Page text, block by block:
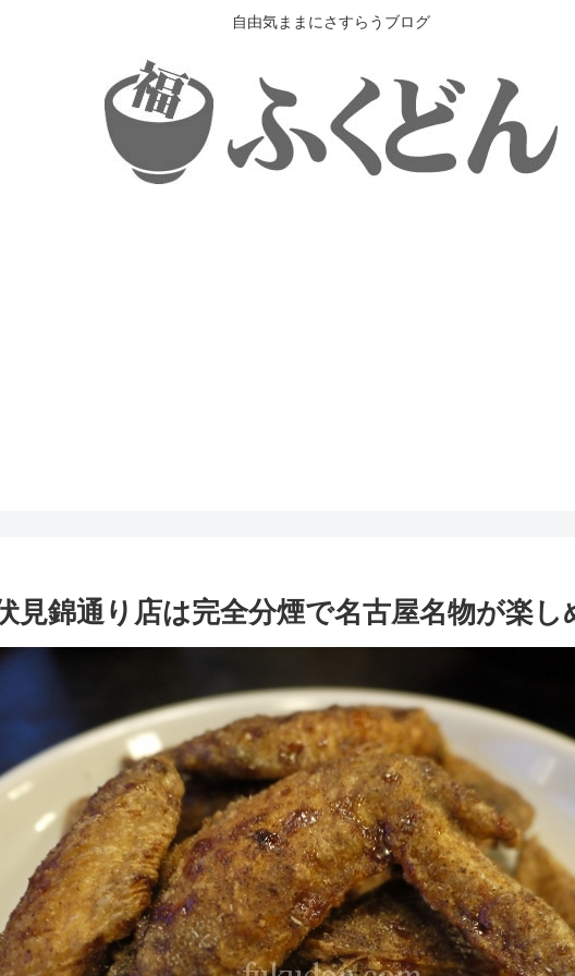
自由気ままにさすらうブログ
見錦通り店は完全分煙で名古屋名物が楽し